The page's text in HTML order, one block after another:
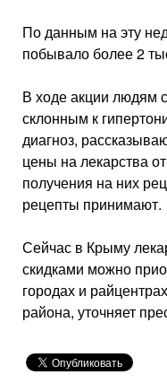
По данным на эту
побывало более 2
В ходе акции людям
склонным к
диагноз,
цены на лекарства
получения на них
рецепты принимают.
Сейчас в Крыму
скидками можно
городах и
района, уточняет